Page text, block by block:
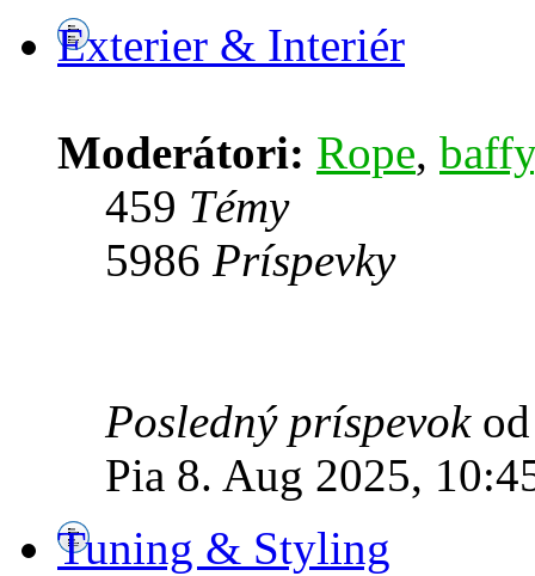
Exterier & Interiér
Moderátori: Rope, baffy
459 Témy
5986 Príspevky
Posledný príspevok
Pia 8. Aug 2025,
Tuning & Styling